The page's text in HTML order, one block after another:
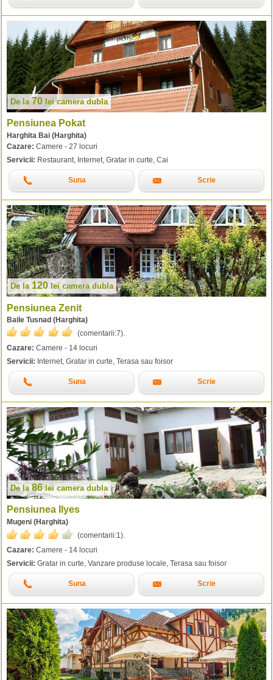
De la70 leicamera dubla
Pensiunea Pokat
Harghita Bai (Harghita)
Cazare: Camere - 27 locuri
Servicii: Restaurant, Internet, Gratar in curte, Cai
Suna Scrie
De la 120 lei camera dubla
Pensiunea Zenit
Baile Tusnad (Harghita)
(comentarii:7).
Cazare: Camere - 14 locuri
Servicii: Internet, Gratar in curte, Terasa sau foisor
Suna Scrie
De la86lei camera dubla
Pensiunea Ilyes
Mugeni (Harghita)
(comentarii:1).
Cazare: Camere - 14 locuri
Servicii: Gratar in curte, Vanzare produse locale, Terasa sau foisor
Suna Scrie